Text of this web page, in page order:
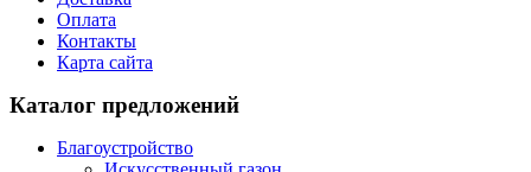
Оплата
Контакты
Карта сайта
Каталог предложений
Благоустройство